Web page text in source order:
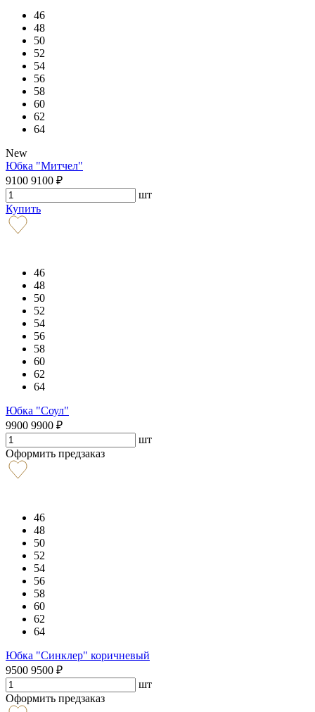
46
48
50
52
54
56
58
60
62
64
New
Юбка "Митчел"
9100 9100 ₽
шт
Купить
46
48
50
52
54
56
58
60
62
64
Юбка "Соул"
9900 9900 ₽
шт
Оформить предзаказ
46
48
50
52
54
56
58
60
62
64
Юбка "Синклер" коричневый
9500 9500 ₽
шт
Оформить предзаказ